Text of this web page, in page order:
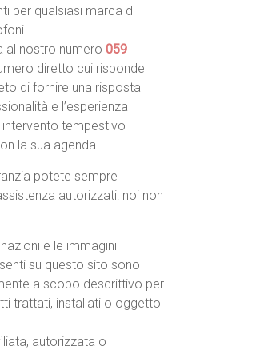
per qualsiasi marca di
al nostro numero059
diretto cui risponde
di fornire una risposta
e l’esperienza
tempestivo
la sua agenda.
potete sempre
autorizzati: noi non
e le immagini
su questo sito sono
a scopo descrittivo per
trattati, installati o oggetto
autorizzata o